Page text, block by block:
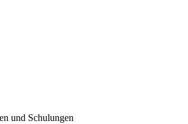
und Schulungen